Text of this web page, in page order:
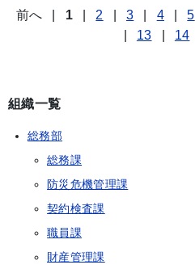
前へ 1 2 3 4 5
13 14
組織一覧
総務部
総務課
防災危機管理課
契約検査課
職員課
財産管理課